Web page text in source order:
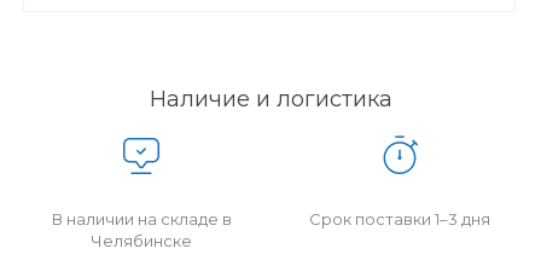
Наличие и логистика
В наличии на складе в
Челябинске
Срок поставки 1–3 дня